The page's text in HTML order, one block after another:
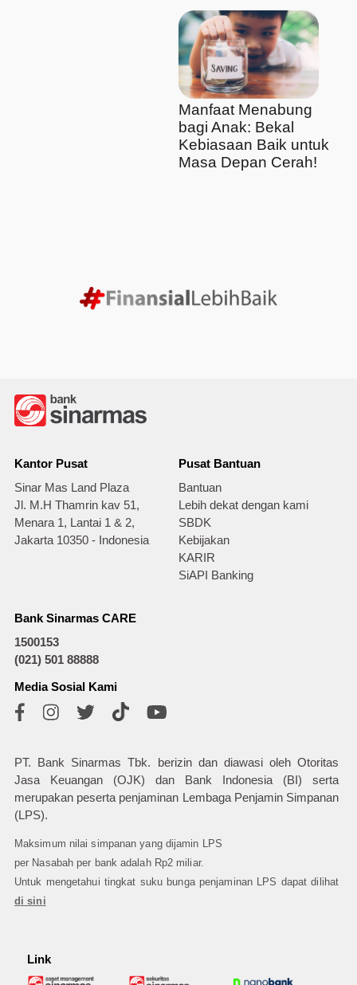
Manfaat Menabung
bagi Anak: Bekal
Kebiasaan Baik untuk
Masa Depan Cerah!
Kantor Pusat
Sinar Mas Land Plaza
Jl. M.H Thamrin kav 51,
Menara 1, Lantai 1 & 2,
Jakarta 10350 - Indonesia
Pusat Bantuan
Bantuan
Lebih dekat dengan kami
SBDK
Kebijakan
KARIR
SiAPI Banking
Bank Sinarmas CARE
1500153
(021) 501 88888
Media Sosial Kami
PT. Bank Sinarmas Tbk. berizin dan diawasi oleh Otoritas
Jasa Keuangan (OJK) dan Bank Indonesia (BI) serta
merupakan peserta penjaminan Lembaga Penjamin Simpanan
(LPS).
Maksimum nilai simpanan yang dijamin LPS
per Nasabah per bank adalah Rp2 miliar.
Untuk mengetahui tingkat suku bunga penjaminan LPS dapat dilihat
di sini
Link